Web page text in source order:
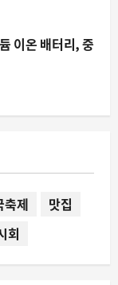
가 사라진 이유
축제
맛집
회